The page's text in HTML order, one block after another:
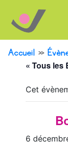
Accueil »
« Tous les
Cet
6